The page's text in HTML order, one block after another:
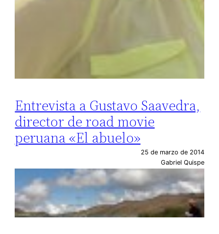
Entrevista a Gustavo Saavedra,
director de road movie
peruana «El abuelo»
25 de marzo de 2014
Gabriel Quispe